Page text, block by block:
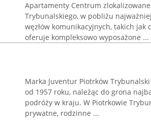
Apartamenty Centrum
Trybunalskiego, w pobliżu
węzłów komunikacyjnych, takich
oferuje kompleksowo wyposażone ...
Marka Juventur Piotrków
od 1957 roku, należąc do grona
podróży w kraju. W Piotrkowie
prywatne, rodzinne ...